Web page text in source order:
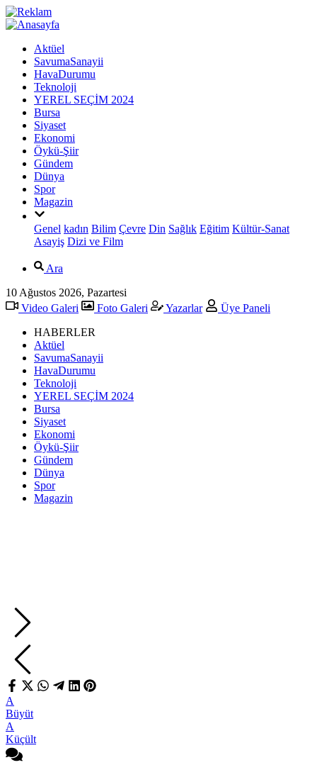
Aktüel
SavumaSanayii
HavaDurumu
Teknoloji
YEREL SEÇİM 2024
Bursa
Siyaset
Ekonomi
Öykü-Şiir
Gündem
Dünya
Spor
Magazin
Genel kadın Bilim Çevre Din Sağlık Eğitim Kültür-Sanat
Asayiş Dizi ve Film
Ara
10 Ağustos 2026, Pazartesi
Video Galeri
Foto Galeri Yazarlar
Üye Paneli
HABERLER
Aktüel
SavumaSanayii
HavaDurumu
Teknoloji
YEREL SEÇİM 2024
Bursa
Siyaset
Ekonomi
Öykü-Şiir
Gündem
Dünya
Spor
Magazin
A
Büyüt
A
Küçült